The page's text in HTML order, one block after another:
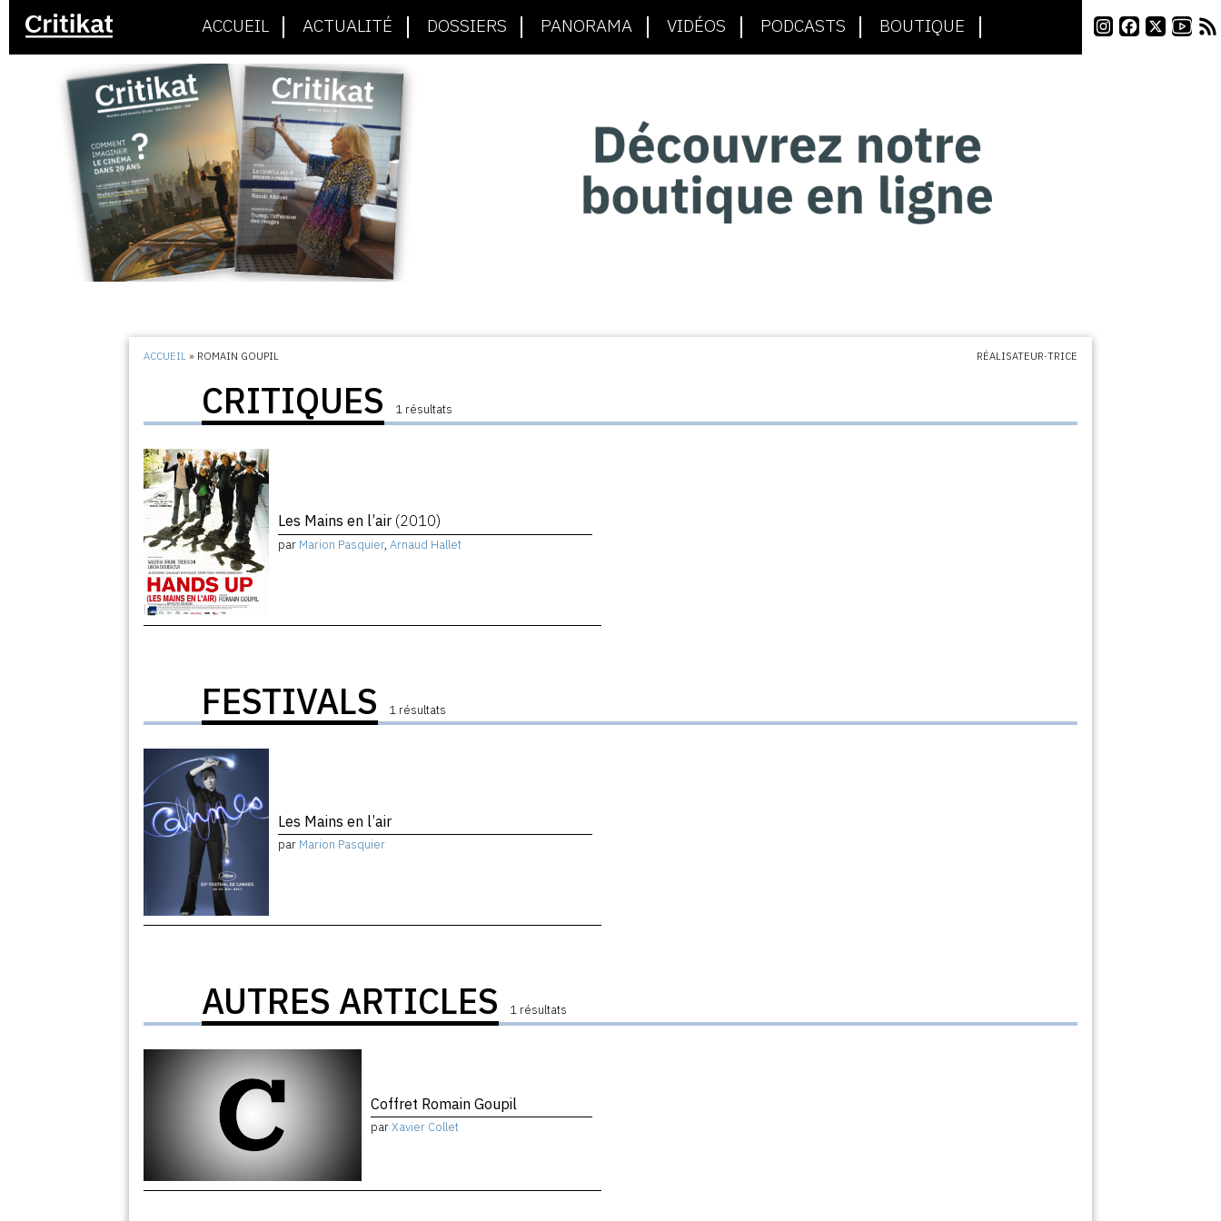
ACCUEIL ACTUALITÉ DOSSIERS PANORAMA VIDÉOS PODCASTS BOUTIQUE
ACCUEIL » ROMAIN GOUPIL RÉALISATEUR·TRICE
CRITIQUES 1 résultats
Les Mains en l’air (2010)
par Marion Pasquier,Arnaud Hallet
FESTIVALS 1 résultats
Les Mains en l’air
par Marion Pasquier
AUTRES ARTICLES 1 résultats
Coffret Romain Goupil
parXavier Collet